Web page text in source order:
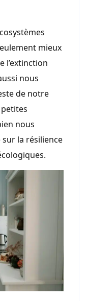
mieux
l’extinction
nous
de notre
nous
la résilience